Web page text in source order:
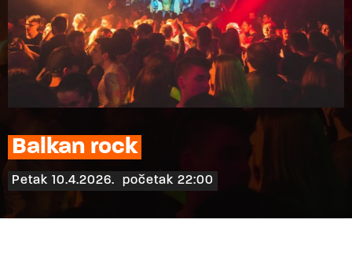
Balkan rock
Petak 10.4.2026. početak 22:00